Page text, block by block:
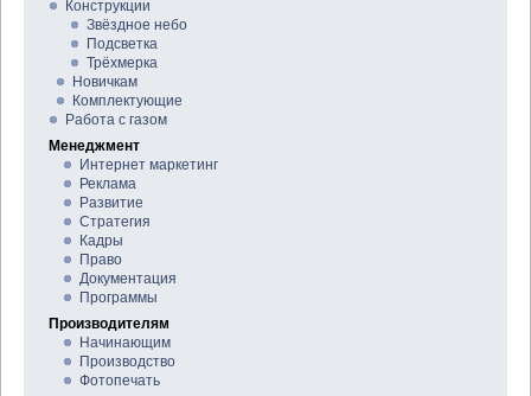
Конструкции
Звёздное небо
Подсветка
Трёхмерка
Новичкам
Комплектующие
Работа с газом
Менеджмент
Интернет маркетинг
Реклама
Развитие
Стратегия
Кадры
Право
Документация
Программы
Производителям
Начинающим
Производство
Фотопечать